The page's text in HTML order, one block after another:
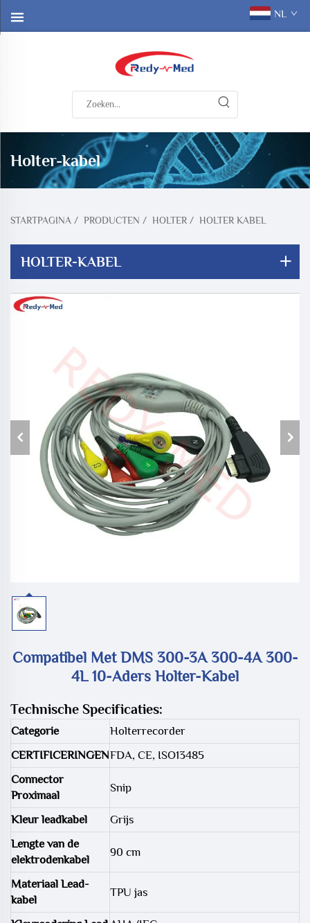
NL
Holter-kabel
STARTPAGINA / PRODUCTEN / HOLTER / HOLTER KABEL
HOLTER-KABEL
Compatibel Met DMS 300-3A 300-4A 300-
4L 10-Aders Holter-Kabel
Technische Specificaties:
Categorie
Holterrecorder
CERTIFICERINGENFDA, CE, ISO13485
Connector
Proximaal
Snip
Kleur leadkabel
Grijs
Lengte van de
elektrodenkabel
90 cm
Materiaal Lead-
kabel
TPU jas